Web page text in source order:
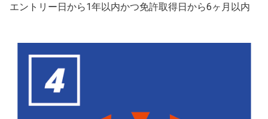
エントリー日から1年以内かつ免許取得日から6ヶ月以内